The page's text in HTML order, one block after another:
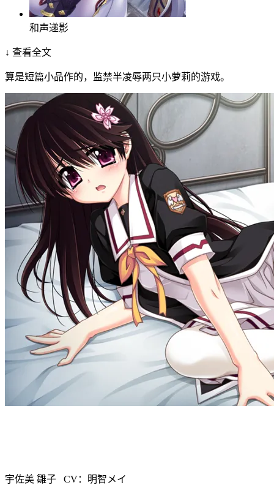
和声递影
↓ 查看全文
算是短篇小品作的，监禁半凌辱两只小萝莉的游戏。
宇佐美 雛子 CV：明智メイ